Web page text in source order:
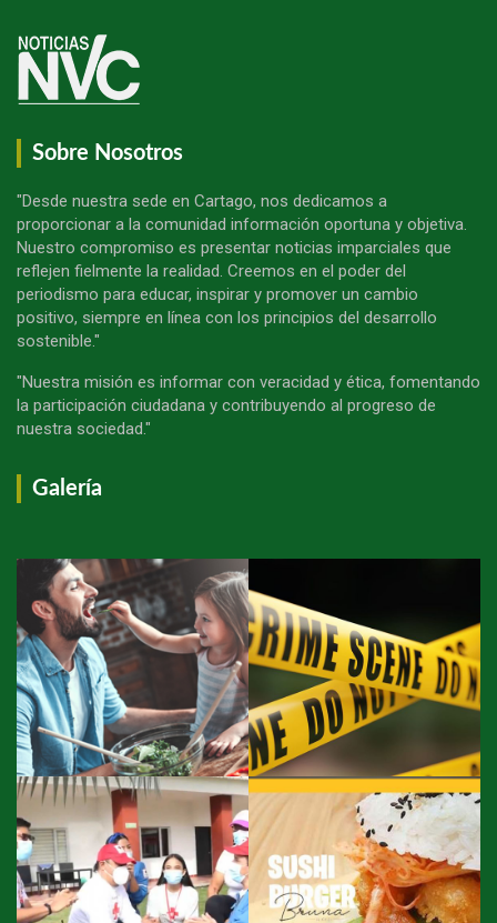
Sobre Nosotros
"Desde nuestra sede en Cartago, nos dedicamos a
proporcionar a la comunidad información oportuna y objetiva.
Nuestro compromiso es presentar noticias imparciales que
reflejen fielmente la realidad. Creemos en el poder del
periodismo para educar, inspirar y promover un cambio
positivo, siempre en línea con los principios del desarrollo
sostenible."
"Nuestra misión es informar con veracidad y ética, fomentando
la participación ciudadana y contribuyendo al progreso de
nuestra sociedad."
Galería